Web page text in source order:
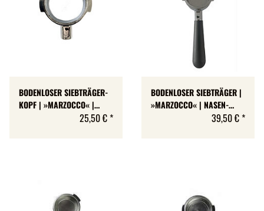
BODENLOSER SIEBTRÄGER-
KOPF | »MARZOCCO« |
NASEN-HÖHE: 6,5 MM | M12
25,50 € *
BODENLOSER SIEBTRÄGER |
»MARZOCCO« | NASEN-
39,50 € *